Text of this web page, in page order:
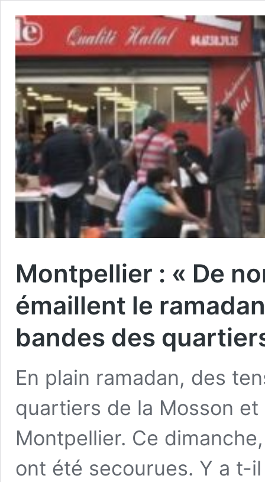
Montpellier : « De
émaillent le
bandes des
En plain ramadan, des
quartiers de la Mosson et
Montpellier. Ce
ont été secourues. Y a t-